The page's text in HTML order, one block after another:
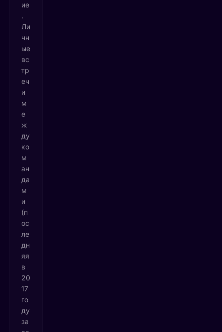
ие
.
Ли
чн
ые
вс
тр
еч
и
м
е
ж
ду
ко
м
ан
да
м
и
(п
ос
ле
дн
яя
в
20
17
го
ду
за